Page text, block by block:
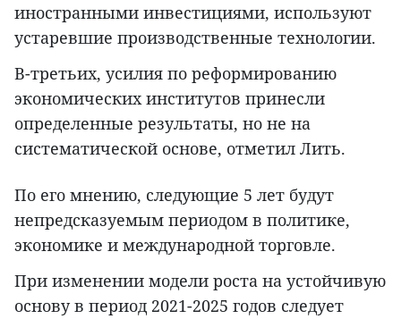
иностранными инвестициями, используют
устаревшие производственные технологии.
В-третьих, усилия по реформированию
экономических институтов принесли
определенные результаты, но не на
систематической основе, отметил Лить.
По его мнению, следующие 5 лет будут
непредсказуемым периодом в политике,
экономике и международной торговле.
При изменении модели роста на устойчивую
основу в период 2021-2025 годов следует